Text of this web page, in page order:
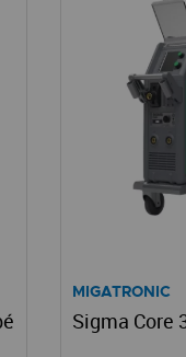
MIGATRONIC
Sigma Core